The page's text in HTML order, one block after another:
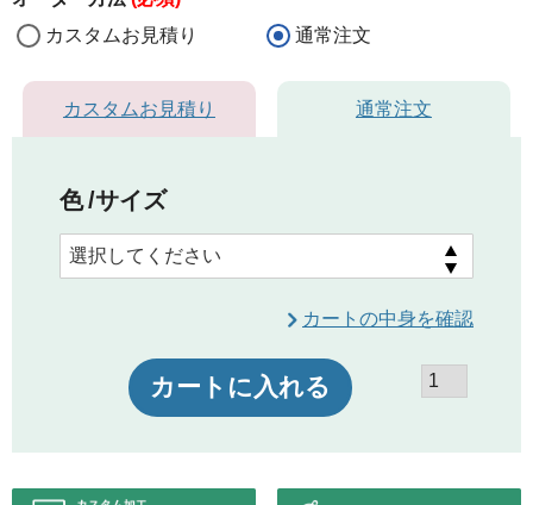
カスタムお見積り
通常注文
カスタムお見積り 通常注文
色 サイズ
カートの中身を確認
カートに入れる